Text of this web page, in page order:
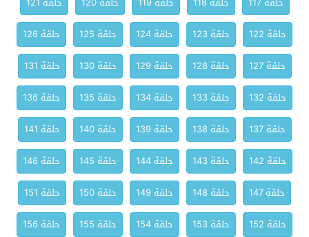
حلقة 122
حلقة 123 حلقة 124 حلقة 125
حلقة 126
حلقة 127
حلقة 128 حلقة 129 حلقة 130
حلقة 131
حلقة 132
حلقة 133 حلقة 134 حلقة 135
حلقة 136
حلقة 137
حلقة 138 حلقة 139 حلقة 140
حلقة 141
حلقة 142
حلقة 143 حلقة 144 حلقة 145
حلقة 146
حلقة 147
حلقة 148 حلقة 149 حلقة 150
حلقة 151
حلقة 152
حلقة 153 حلقة 154 حلقة 155 حلقة 156